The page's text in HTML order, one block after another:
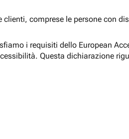
comprese le persone con
i requisiti dello European
Questa dichiarazione